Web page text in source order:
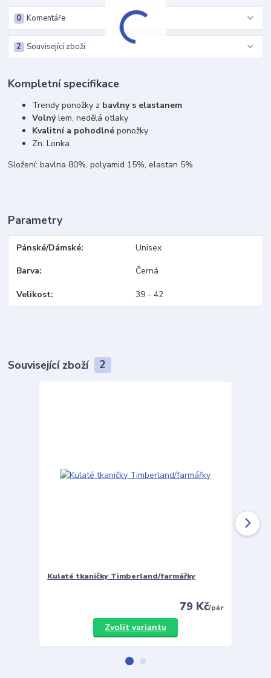
Komentáře
0
Související zboží
2
Kompletní specifikace
Trendy ponožky z bavlny s elastanem
Volnýlem, nedělá otlaky
Kvalitní a pohodlnéponožky
Zn. Lonka
Složení: bavlna 80%, polyamid 15%, elastan 5%
Parametry
Pánské/Dámské Unisex
Barva Černá
Velikost 39 - 42
Související zboží 2
Kulaté tkaničky Timberland/farmářky
79 Kč/pár
Zvolit variantu